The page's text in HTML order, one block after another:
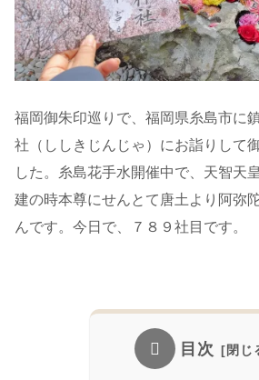
福岡御朱印巡りで、福岡県糸島市に
社（ししきじんじゃ）にお詣りして
した。糸島花手水開催中で、天智天
建の時本尊にせんとて唐土より阿弥
んです。今日で、７８９社目です。
目次